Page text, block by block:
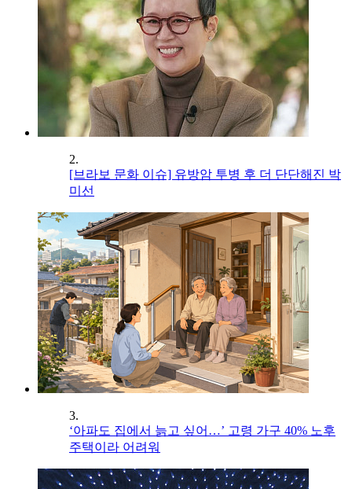
2.
[브라보 문화 이슈] 유방암 투병 후 더 단단해진 박
미선
3.
‘아파도 집에서 늙고 싶어…’ 고령 가구 40% 노후
주택이라 어려워